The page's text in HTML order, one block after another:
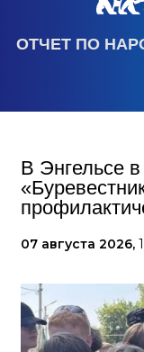
ОТЧЕТ ПО
В Энгельсе
07 августа 2026,